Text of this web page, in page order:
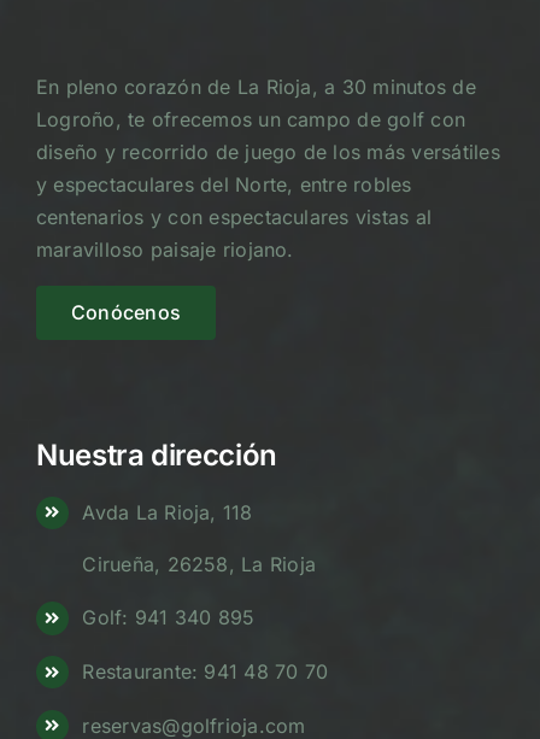
En pleno corazón de La Rioja, a 30 minutos de
Logroño, te ofrecemos un campo de golf con
diseño y recorrido de juego de los más versátiles
y espectaculares del Norte, entre robles
centenarios y con espectaculares vistas al
maravilloso paisaje riojano.
Conócenos
Nuestra dirección
Avda La Rioja, 118
Cirueña, 26258, La Rioja
Golf: 941 340 895
Restaurante: 941 48 70 70
reservas@golfrioja.com